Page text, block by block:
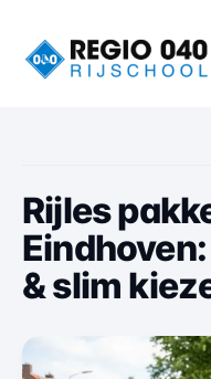
Rijles
& slim